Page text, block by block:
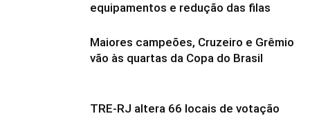
equipamentos e redução das filas
Maiores campeões, Cruzeiro e Grêmio
vão às quartas da Copa do Brasil
TRE-RJ altera 66 locais de votação